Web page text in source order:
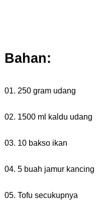
Bahan:
01. 250 gram udang
02. 1500 ml kaldu udang
03. 10 bakso ikan
04. 5 buah jamur kancing
05. Tofu secukupnya